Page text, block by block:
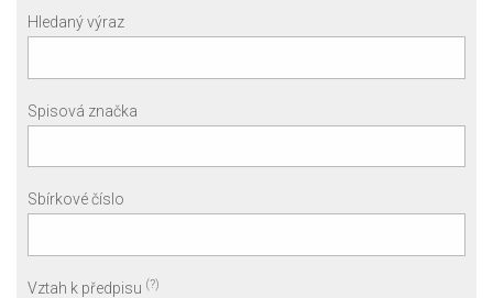
Hledaný výraz
Spisová značka
Sbírkové číslo
Vztah k předpisu (?)